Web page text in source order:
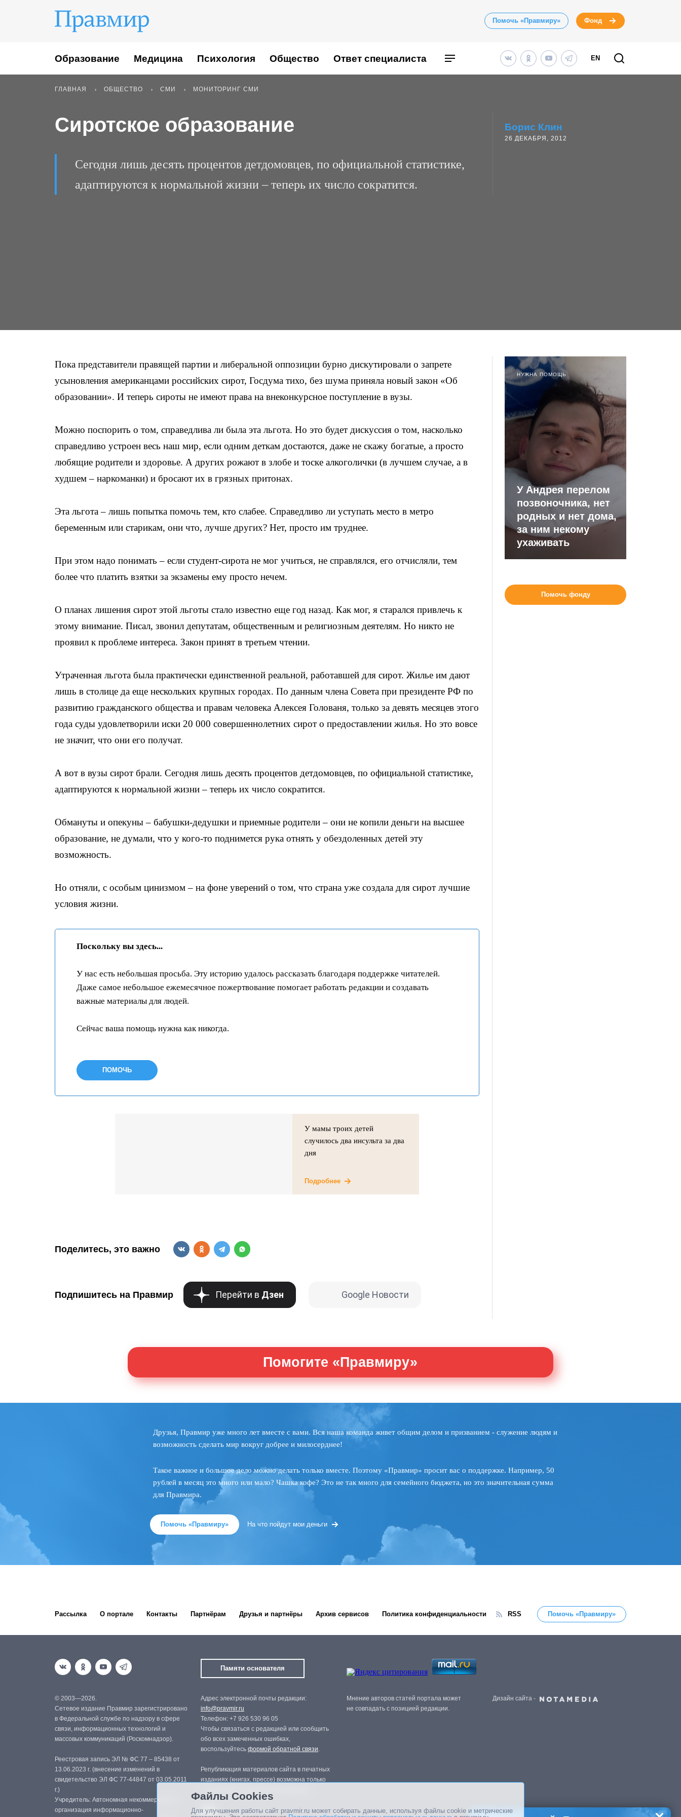
Помочь «Правмиру» Фонд
Образование Медицина Психология Общество Ответ специалиста EN
ГЛАВНАЯ ОБЩЕСТВО СМИ МОНИТОРИНГ СМИ
Сиротское образование
Сегодня лишь десять процентов детдомовцев, по официальной статистике,
адаптируются к нормальной жизни – теперь их число сократится.
Борис Клин
26 ДЕКАБРЯ, 2012
Пока представители правящей партии и либеральной оппозиции бурно дискутировали о запрете
усыновления американцами российских сирот, Госдума тихо, без шума приняла новый закон «Об
образовании». И теперь сироты не имеют права на внеконкурсное поступление в вузы.
Можно поспорить о том, справедлива ли была эта льгота. Но это будет дискуссия о том, насколько
справедливо устроен весь наш мир, если одним деткам достаются, даже не скажу богатые, а просто
любящие родители и здоровье. А других рожают в злобе и тоске алкоголички (в лучшем случае, а в
худшем – наркоманки) и бросают их в грязных притонах.
Эта льгота – лишь попытка помочь тем, кто слабее. Справедливо ли уступать место в метро
беременным или старикам, они что, лучше других? Нет, просто им труднее.
При этом надо понимать – если студент-сирота не мог учиться, не справлялся, его отчисляли, тем
более что платить взятки за экзамены ему просто нечем.
О планах лишения сирот этой льготы стало известно еще год назад. Как мог, я старался привлечь к
этому внимание. Писал, звонил депутатам, общественным и религиозным деятелям. Но никто не
проявил к проблеме интереса. Закон принят в третьем чтении.
Утраченная льгота была практически единственной реальной, работавшей для сирот. Жилье им дают
лишь в столице да еще нескольких крупных городах. По данным члена Совета при президенте РФ по
развитию гражданского общества и правам человека Алексея Голованя, только за девять месяцев этого
года суды удовлетворили иски 20 000 совершеннолетних сирот о предоставлении жилья. Но это вовсе
не значит, что они его получат.
А вот в вузы сирот брали. Сегодня лишь десять процентов детдомовцев, по официальной статистике,
адаптируются к нормальной жизни – теперь их число сократится.
Обмануты и опекуны – бабушки-дедушки и приемные родители – они не копили деньги на высшее
образование, не думали, что у кого-то поднимется рука отнять у обездоленных детей эту
возможность.
Но отняли, с особым цинизмом – на фоне уверений о том, что страна уже создала для сирот лучшие
условия жизни.
Поскольку вы здесь...
У нас есть небольшая просьба. Эту историю удалось рассказать благодаря поддержке читателей.
Даже самое небольшое ежемесячное пожертвование помогает работать редакции и создавать
важные материалы для людей.
Сейчас ваша помощь нужна как никогда.
ПОМОЧЬ
У мамы троих детей
случилось два инсульта за два
дня
Подробнее
Поделитесь, это важно
Подпишитесь на Правмир Перейти в Дзен Google Новости
НУЖНА ПОМОЩЬ
У Андрея перелом
позвоночника, нет
родных и нет дома,
за ним некому
ухаживать
Помочь фонду
Помогите «Правмиру»
Друзья, Правмир уже много лет вместе с вами. Вся наша команда живет общим делом и призванием - служение людям и
возможность сделать мир вокруг добрее и милосерднее!
Такое важное и большое дело можно делать только вместе. Поэтому «Правмир» просит вас о поддержке. Например, 50
рублей в месяц это много или мало? Чашка кофе? Это не так много для семейного бюджета, но это значительная сумма
для Правмира.
Помочь «Правмиру» На что пойдут мои деньги
Рассылка О портале Контакты Партнёрам Друзья и партнёры Архив сервисов Политика конфиденциальности RSS Помочь «Правмиру»
Памяти основателя
© 2003—2026.
Сетевое издание Правмир зарегистрировано
в Федеральной службе по надзору в сфере
связи, информационных технологий и
массовых коммуникаций (Роскомнадзор).
Реестровая запись ЭЛ № ФС 77 – 85438 от
13.06.2023 г. (внесение изменений в
свидетельство ЭЛ ФС 77-44847 от 03.05.2011
г.)
Учредитель: Автономная некоммерческая
организация информационно-
Адрес электронной почты редакции:
info@pravmir.ru
Телефон: +7 926 530 96 05
Чтобы связаться с редакцией или сообщить
обо всех замеченных ошибках,
воспользуйтесь формой обратной связи.
Републикация материалов сайта в печатных
изданиях (книгах, прессе) возможна только
Мнение авторов статей портала может
не совпадать с позицией редакции.
Дизайн сайта -
Файлы Cookies
Для улучшения работы сайт pravmir.ru может собирать данные, используя файлы cookie и метрические